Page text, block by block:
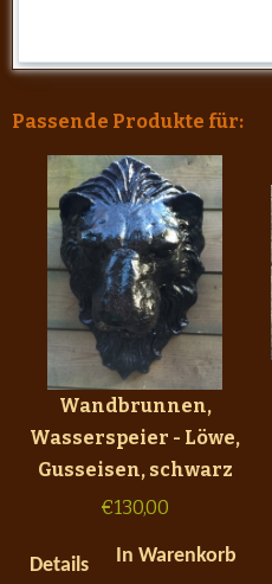
Passende Produkte für:
Wandbrunnen,
Wasserspeier - Löwe,
Gusseisen, schwarz
€130,00
Details In Warenkorb